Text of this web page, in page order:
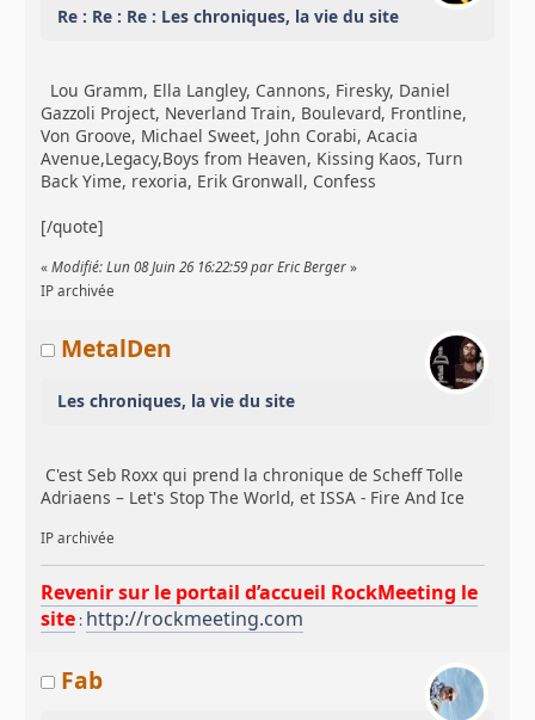
Re : Re : Re : Les chroniques, la vie du site
Lou Gramm, Ella Langley, Cannons, Firesky, Daniel
Gazzoli Project, Neverland Train, Boulevard, Frontline,
Von Groove, Michael Sweet, John Corabi, Acacia
Avenue,Legacy,Boys from Heaven, Kissing Kaos, Turn
Back Yime, rexoria, Erik Gronwall, Confess
[/quote]
«Modifié: Lun 08 Juin 26 16:22:59 par Eric Berger »
IP archivée
MetalDen
Les chroniques, la vie du site
C'est Seb Roxx qui prend la chronique de Scheff Tolle
Adriaens – Let's Stop The World, et ISSA - Fire And Ice
IP archivée
Revenir sur le portail d’accueil RockMeeting le
site : http://rockmeeting.com
Fab